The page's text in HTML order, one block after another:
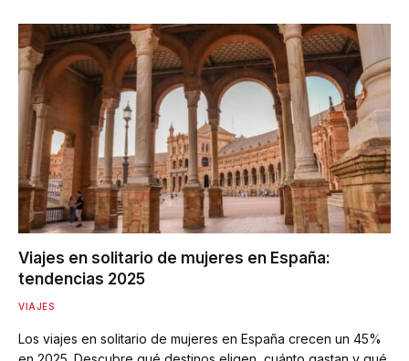
Viajes en solitario de mujeres en España:
tendencias 2025
VIAJES
Los viajes en solitario de mujeres en España crecen un 45%